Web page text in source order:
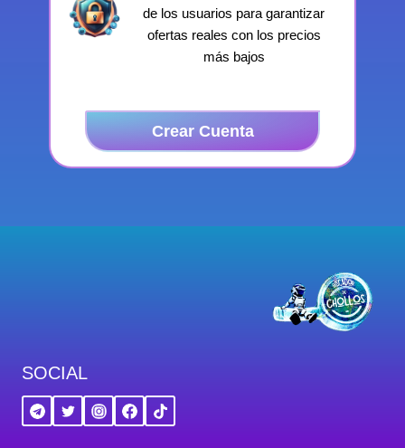
de los usuarios para garantizar
ofertas reales con los precios
más bajos
Crear Cuenta
SOCIAL